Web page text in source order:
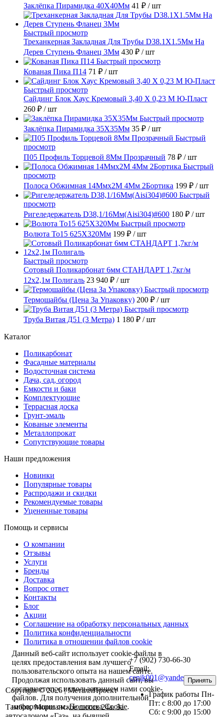
Заклёпка Пирамидка 40X40Мм 41 ₽ / шт
Быстрый просмотр
Треханкерная Закладная Для Трубы D38.1Х1.5Мм На
Дерев Ступень Фланец 3Мм 430 ₽ / шт
Быстрый просмотр
Кованая Пика П14 71 ₽ / шт
Быстрый просмотр
Сайдинг Блок Хаус Кремовый 3,40 Х 0,23 М Ю-Пласт
260 ₽ / шт
Быстрый просмотр
Заклёпка Пирамидка 35X35Мм 35 ₽ / шт
Быстрый
просмотр
П05 Профиль Торцевой 8Мм Прозрачный 78 ₽ / шт
Быстрый
просмотр
Полоса Обжимная 14Ммх2М 4Мм 2Бортика 199 ₽ / шт
Быстрый
просмотр
Ригеледержатель D38,1/16Мм(Aisi304)#600 180 ₽ / шт
Быстрый просмотр
Волюта То15 625X320Мм 199 ₽ / шт
Быстрый просмотр
Сотовый Поликарбонат 6мм СТАНДАРТ 1,7кг/м
12х2,1м Полигаль 23 940 ₽ / шт
Быстрый просмотр
Термошайбы (Цена За Упаковку) 200 ₽ / шт
Быстрый просмотр
Труба Витая Д51 (3 Метра) 1 180 ₽ / шт
Каталог
Поликарбонат
Фасадные материалы
Водосточная система
Дача, сад, огород
Емкости и баки
Комплектующие
Террасная доска
Грунт-эмаль
Кованые элементы
Металлопрокат
Сопутствующие товары
Наши предложения
Новинки
Популярные товары
Распродажи и скидки
Рекомендуемые товары
Уцененные товары
Помощь и сервисы
О компании
Отзывы
Услуги
Бренды
Доставка
Вопрос ответ
Контакты
Блог
Акции
Соглашение на обработку персональных данных
Политика конфиденциальности
Политика в отношении файлов cookie
Copyright © 2026 | МеталлПроект
Тамбов, Моршанское шоссе 24а. За
+7 (902) 730-66-30
Email:
cenik001@yandex.ru
График работы Пн-
Пт: с 8:00 до 17:00
Сб: с 9:00 до 15:00
Данный веб-сайт использует cookie-файлы в
целях предоставления вам лучшего
пользовательского опыта на нашем сайте.
Продолжая использовать данный сайт, вы
соглашаетесь с использованием нами cookie-
файлов. Для получения дополнительной
информации см.Политика Cookie.
Принять